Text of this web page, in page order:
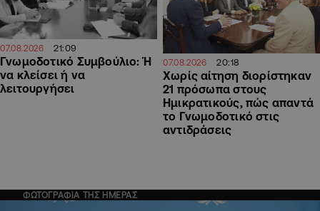
07.08.2026 21:09
Γνωμοδοτικό Συμβούλιο: Ή
να κλείσει ή να
λειτουργήσει
07.08.2026 20:18
Χωρίς αίτηση διορίστηκαν
21 πρόσωπα στους
Ημικρατικούς, πώς απαντά
το Γνωμοδοτικό στις
αντιδράσεις
ΦΩΤΟΓΡΑΦΙΑ ΤΗΣ ΗΜΕΡΑΣ